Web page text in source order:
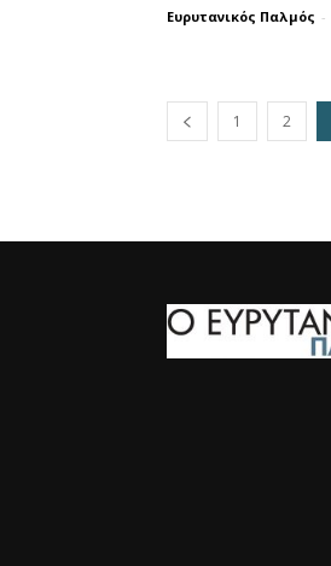
Ευρυτανικός Παλμός -
1 2